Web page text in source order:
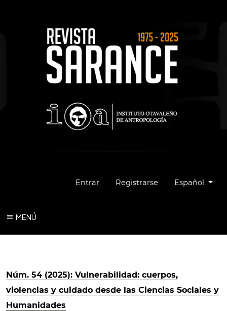
Entrar Registrarse Cambiar el
Español
MENÚ
Núm. 54 (2025): Vulnerabilidad: cuerpos,
violencias y cuidado desde las Ciencias Sociales y
Humanidades